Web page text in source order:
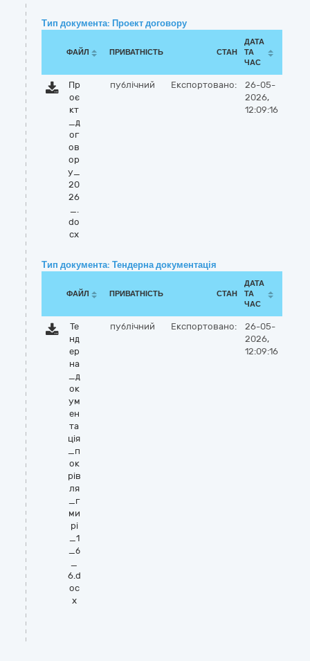
Тип документа: Проект договору
ФАЙЛ ПРИВАТНІСТЬ СТАН
ДАТА
ТА
ЧАС
Пр
оє
кт
_д
ог
ов
ор
у_
20
26
_.
do
cx
публічний Експортовано:
26-05-
2026,
12:09:16
Тип документа: Тендерна документація
ФАЙЛ ПРИВАТНІСТЬ СТАН
ДАТА
ТА
ЧАС
Те
нд
ер
на
_д
ок
ум
ен
та
ція
_п
ок
рів
ля
_г
ми
рі
_1
_б
_
6.d
oc
x
публічний Експортовано:
26-05-
2026,
12:09:16